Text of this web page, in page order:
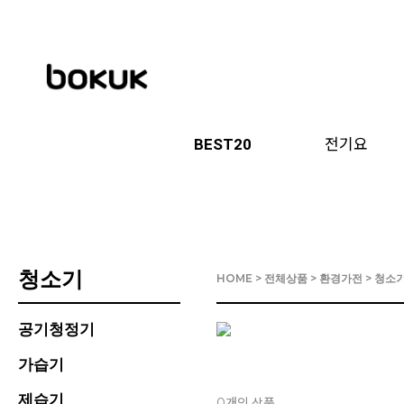
BEST20 전기요
청소기
공기청정기
가습기
제습기
HOME > 전체상품 > 환경가전 > 청소